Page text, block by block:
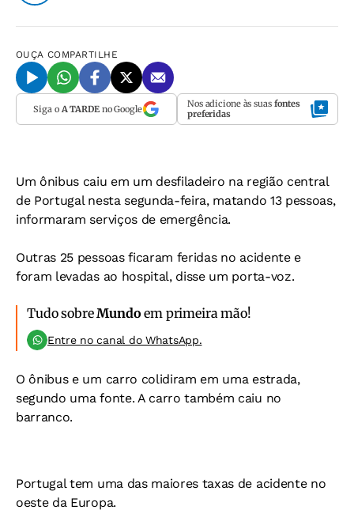
OUÇA COMPARTILHE
Siga o A TARDEno Google Nos adicione às suas fontes
preferidas
Um ônibus caiu em um desfiladeiro na região central
de Portugal nesta segunda-feira, matando 13 pessoas,
informaram serviços de emergência.
Outras 25 pessoas ficaram feridas no acidente e
foram levadas ao hospital, disse um porta-voz.
Tudo sobreMundo em primeira mão!
Entre no canal do WhatsApp.
O ônibus e um carro colidiram em uma estrada,
segundo uma fonte. A carro também caiu no
barranco.
Portugal tem uma das maiores taxas de acidente no
oeste da Europa.